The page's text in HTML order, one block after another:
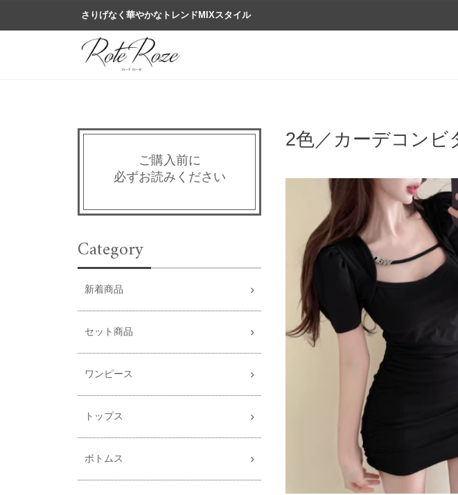
さりげなく華やかなトレンドMIXスタイル
2色／カーデコンビ
ご購入前に
必ずお読みください
Category
新着商品
セット商品
ワンピース
トップス
ボトムス